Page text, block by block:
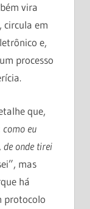
vira
circula em
e,
processo
que,
como eu
de onde tirei
mas
há
protocolo